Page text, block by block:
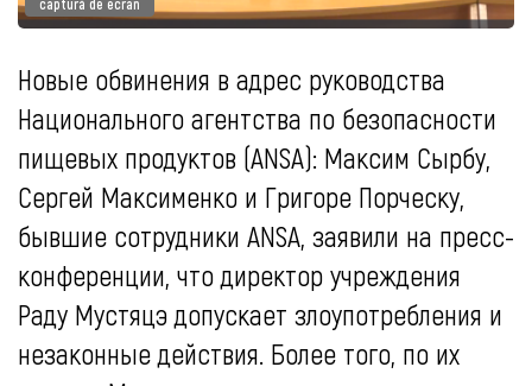
captură de ecran
Новые обвинения в адрес руководства
Национального агентства по безопасности
пищевых продуктов (ANSA): Максим Сырбу,
Сергей Максименко и Григоре Порческу,
бывшие сотрудники ANSA, заявили на пресс-
конференции, что директор учреждения
Раду Мустяцэ допускает злоупотребления и
незаконные действия. Более того, по их